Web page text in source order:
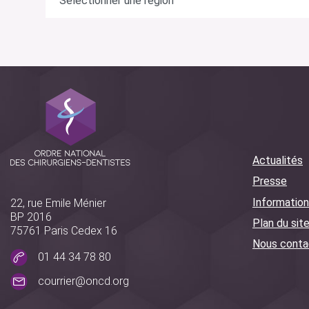
22, rue Emile Ménier
BP 2016
75761 Paris Cedex 16
01 44 34 78 80
courrier@oncd.org
Actualités
Presse
Plan du site
Nous